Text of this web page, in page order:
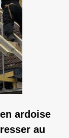
ardoise
au